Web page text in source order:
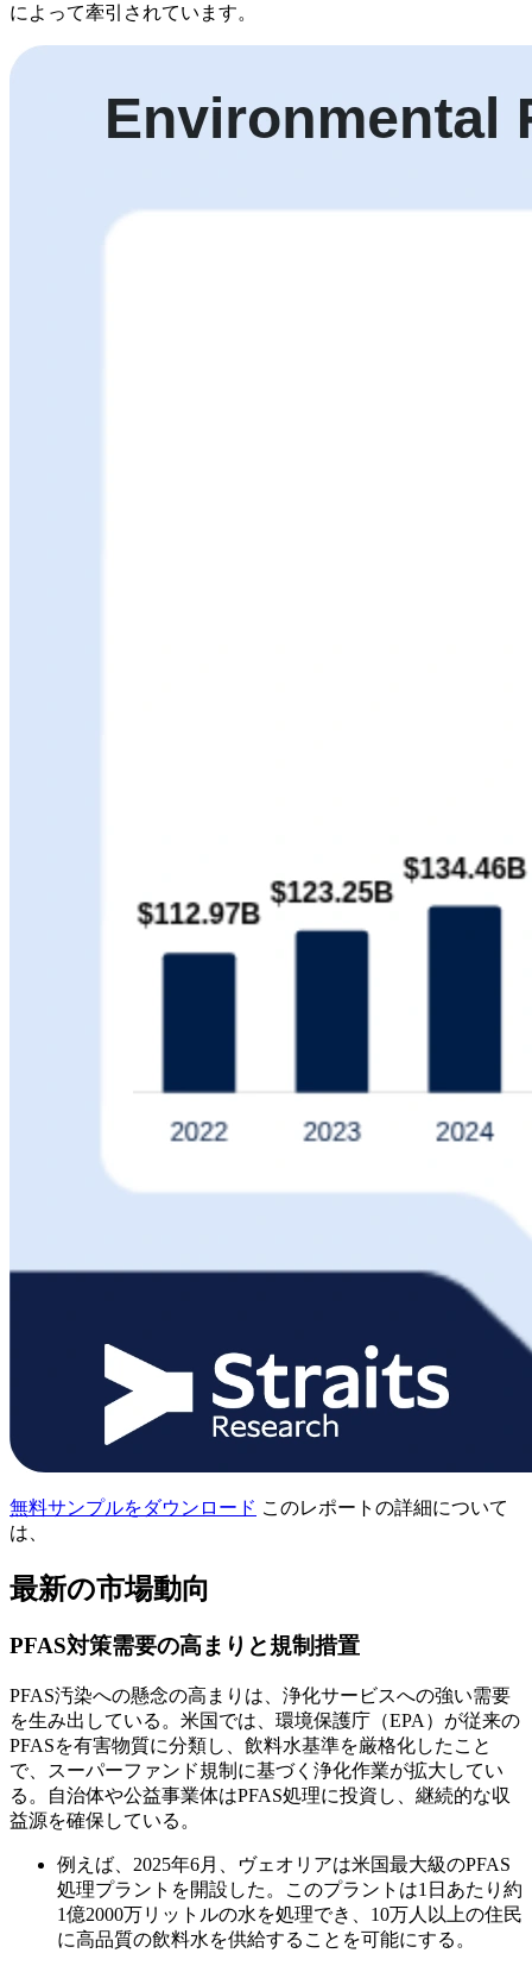
によって牽引されています。
無料サンプルをダウンロード このレポートの詳細について
は、
最新の市場動向
PFAS対策需要の高まりと規制措置
PFAS汚染への懸念の高まりは、浄化サービスへの強い需要
を生み出している。米国では、環境保護庁（EPA）が従来の
PFASを有害物質に分類し、飲料水基準を厳格化したこと
で、スーパーファンド規制に基づく浄化作業が拡大してい
る。自治体や公益事業体はPFAS処理に投資し、継続的な収
益源を確保している。
例えば、2025年6月、ヴェオリアは米国最大級のPFAS
処理プラントを開設した。このプラントは1日あたり約
1億2000万リットルの水を処理でき、10万人以上の住民
に高品質の飲料水を供給することを可能にする。